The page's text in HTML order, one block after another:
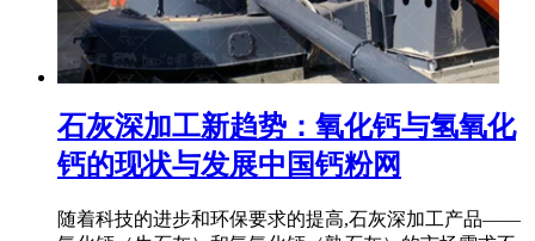
石灰深加工新趋势：氧化钙与氢氧化
钙的现状与发展中国钙粉网
随着科技的进步和环保要求的提高,石灰深加工产品——